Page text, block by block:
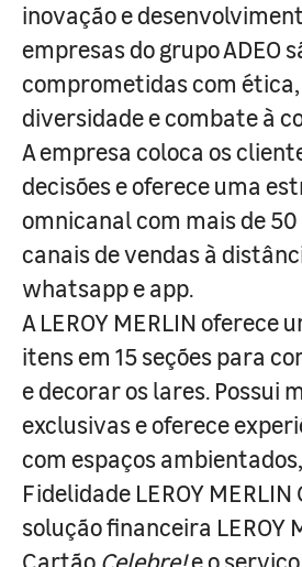
inovação e
empresas do grupo ADEO
comprometidas com
diversidade e combate à
A empresa coloca os
decisões e oferece uma
omnicanal com mais de
canais de vendas à
whatsapp e app.
A LEROY MERLIN oferece
itens em 15 seções para
e decorar os lares. Possui
exclusivas e oferece
com espaços
Fidelidade LEROY MERLIN
solução financeira LEROY
Cartão Celebre!e o serviço